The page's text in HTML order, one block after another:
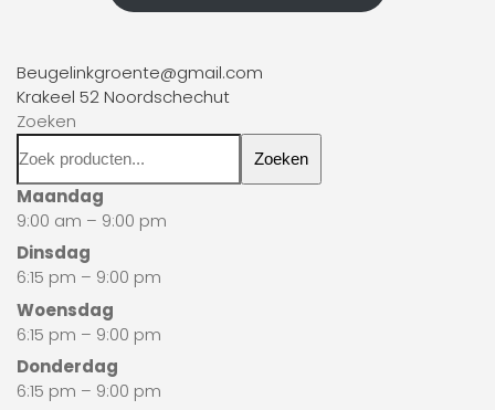
Beugelinkgroente@gmail.com
Krakeel 52 Noordschechut
Zoeken
Zoeken
Maandag
9:00 am – 9:00 pm
Dinsdag
6:15 pm – 9:00 pm
Woensdag
6:15 pm – 9:00 pm
Donderdag
6:15 pm – 9:00 pm